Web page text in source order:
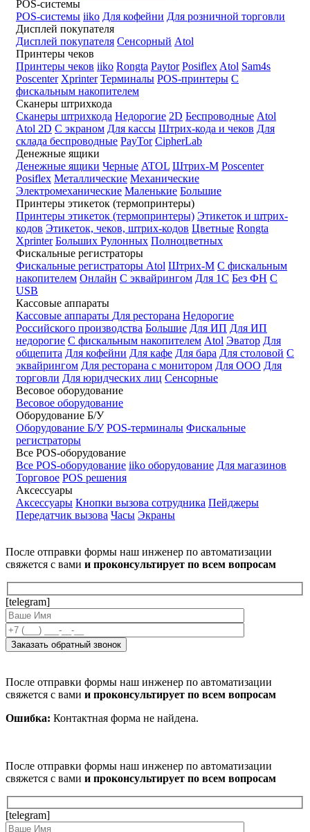
POS-системы
POS-системы iiko Для кофейни Для розничной торговли
Дисплей покупателя
Дисплей покупателя Сенсорный Atol
Принтеры чеков
Принтеры чеков iiko Rongta Paytor Posiflex Atol Sam4s
Poscenter Xprinter Терминалы POS-принтеры С
фискальным накопителем
Сканеры штрихкода
Сканеры штрихкода Недорогие 2D Беспроводные Atol
Atol 2D С экраном Для кассы Штрих-кода и чеков Для
склада беспроводные PayTor CipherLab
Денежные ящики
Денежные ящики Черные ATOL Штрих-М Poscenter
Posiflex Металлические Механические
Электромеханические Маленькие Большие
Принтеры этикеток (термопринтеры)
Принтеры этикеток (термопринтеры) Этикеток и штрих-
кодов Этикеток, чеков, штрих-кодов Цветные Rongta
Xprinter Больших Рулонных Полноцветных
Фискальные регистраторы
Фискальные регистраторы Atol Штрих-М С фискальным
накопителем Онлайн С эквайрингом Для 1С Без ФН С
USB
Кассовые аппараты
Кассовые аппараты Для ресторана Недорогие
Российского производства Большие Для ИП Для ИП
недорогие С фискальным накопителем Atol Эватор Для
общепита Для кофейни Для кафе Для бара Для столовой С
эквайрингом Для ресторана с монитором Для ООО Для
торговли Для юридческих лиц Сенсорные
Весовое оборудование
Весовое оборудование
Оборудование Б/У
Оборудование Б/У POS-терминалы Фискальные
регистраторы
Все POS-оборудование
Все POS-оборудование iiko оборудование Для магазинов
Торговое POS решения
Аксессуары
Аксессуары Кнопки вызова сотрудника Пейджеры
Передатчик вызова Часы Экраны
После отправки формы наш инженер по автоматизации
свяжется с вами и проконсультирует по всем вопросам
[telegram]
После отправки формы наш инженер по автоматизации
свяжется с вами и проконсультирует по всем вопросам
Ошибка: Контактная форма не найдена.
После отправки формы наш инженер по автоматизации
свяжется с вами и проконсультирует по всем вопросам
[telegram]